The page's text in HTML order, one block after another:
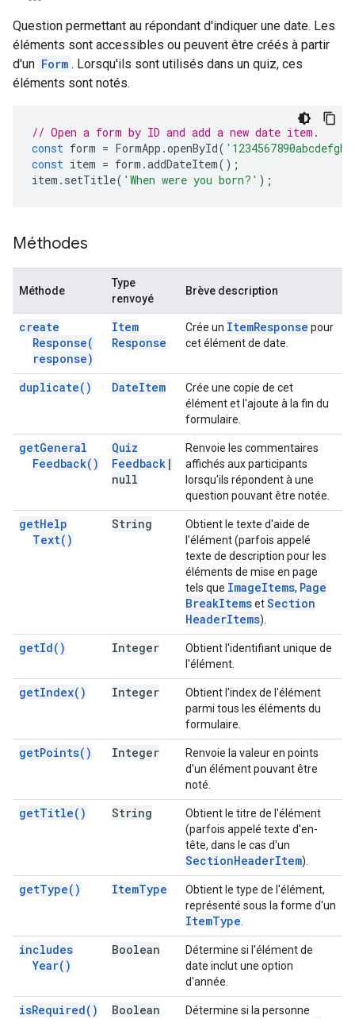
Question permettant au répondant d'indiquer une date. Les
éléments sont accessibles ou peuvent être créés à partir
d'un Form . Lorsqu'ils sont utilisés dans un quiz, ces
éléments sont notés.
// Open a form by ID and add a new date item.
const form = FormApp .openById(
const item = form .addDateItem();
item . setTitle( 'When were you born?' );
Méthodes
Méthode
Type
renvoyé
Brève description
create
Response(
response)
Item
Response
Crée un ItemResponse pour
cet élément de date.
duplicate( ) DateItem
Crée une copie de cet
élément et l'ajoute à la fin du
formulaire.
getGeneral
Feedback( )
Quiz
Feedback |
null
Renvoie les commentaires
affichés aux participants
lorsqu'ils répondent à une
question pouvant être notée.
getHelp
Text( )
String
Obtient le texte d'aide de
l'élément (parfois appelé
texte de description pour les
éléments de mise en page
tels que ImageItems, Page
BreakItemsetSection
HeaderItems).
getId( ) Integer
Obtient l'identifiant unique de
l'élément.
getIndex( ) Integer
Obtient l'index de l'élément
parmi tous les éléments du
formulaire.
getPoints( ) Integer
Renvoie la valeur en points
d'un élément pouvant être
noté.
getTitle( ) String
Obtient le titre de l'élément
(parfois appelé texte d'en-
tête, dans le cas d'un
SectionHeaderItem).
getType( ) ItemType
Obtient le type de l'élément,
représenté sous la forme d'un
ItemType
includes
Year( )
Boolean
Détermine si l'élément de
date inclut une option
d'année.
isRequired( ) Boolean
Détermine si la personne